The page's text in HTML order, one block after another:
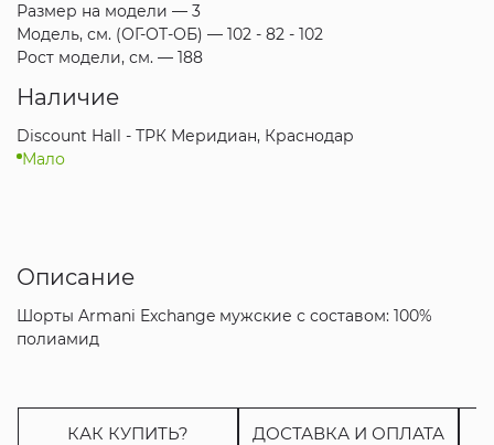
Размер на модели — 3
Модель, см. (ОГ-ОТ-ОБ) — 102 - 82 - 102
Рост модели, см. — 188
Наличие
Discount Hall - ТРК Меридиан, Краснодар
Мало
Описание
Шорты Armani Exchange мужские с составом: 100%
полиамид
КАК КУПИТЬ? ДОСТАВКА И ОПЛАТА